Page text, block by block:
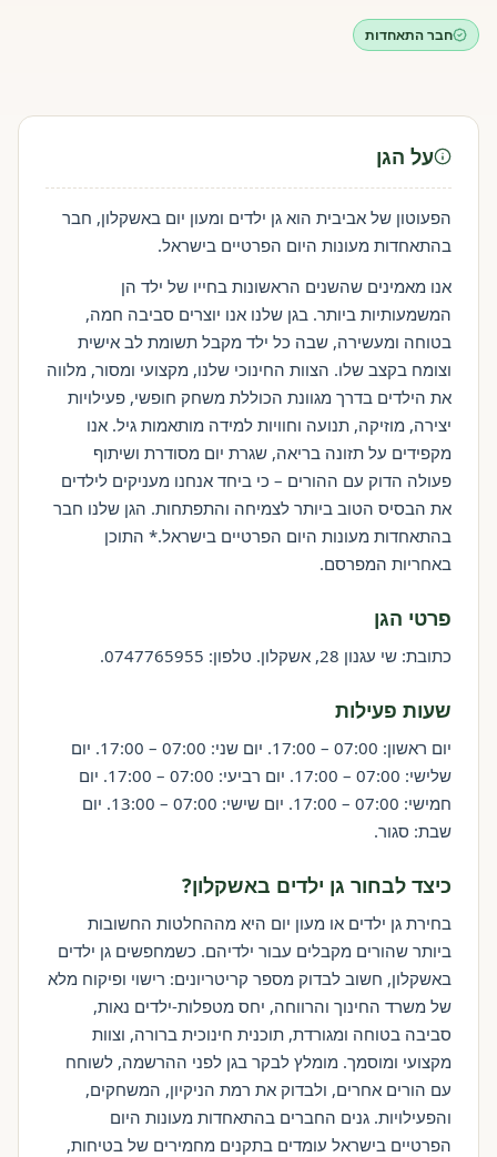
חבר התאחדות
על הגן
הפעוטון של אביבית הוא גן ילדים ומעון יום באשקלון, חבר
בהתאחדות מעונות היום הפרטיים בישראל.
אנו מאמינים שהשנים הראשונות בחייו של ילד הן
המשמעותיות ביותר. בגן שלנו אנו יוצרים סביבה חמה,
בטוחה ומעשירה, שבה כל ילד מקבל תשומת לב אישית
וצומח בקצב שלו. הצוות החינוכי שלנו, מקצועי ומסור, מלווה
את הילדים בדרך מגוונת הכוללת משחק חופשי, פעילויות
יצירה, מוזיקה, תנועה וחוויות למידה מותאמות גיל. אנו
מקפידים על תזונה בריאה, שגרת יום מסודרת ושיתוף
פעולה הדוק עם ההורים – כי ביחד אנחנו מעניקים לילדים
את הבסיס הטוב ביותר לצמיחה והתפתחות. הגן שלנו חבר
בהתאחדות מעונות היום הפרטיים בישראל.* התוכן
באחריות המפרסם.
פרטי הגן
כתובת: שי עגנון 28, אשקלון. טלפון: 0747765955.
שעות פעילות
יום ראשון: 07:00 – 17:00. יום שני: 07:00 – 17:00. יום
שלישי: 07:00 – 17:00. יום רביעי: 07:00 – 17:00. יום
חמישי: 07:00 – 17:00. יום שישי: 07:00 – 13:00. יום
שבת: סגור.
כיצד לבחור גן ילדים באשקלון?
בחירת גן ילדים או מעון יום היא מההחלטות החשובות
ביותר שהורים מקבלים עבור ילדיהם. כשמחפשים גן ילדים
באשקלון, חשוב לבדוק מספר קריטריונים: רישוי ופיקוח מלא
של משרד החינוך והרווחה, יחס מטפלות-ילדים נאות,
סביבה בטוחה ומגורדת, תוכנית חינוכית ברורה, וצוות
מקצועי ומוסמך. מומלץ לבקר בגן לפני ההרשמה, לשוחח
עם הורים אחרים, ולבדוק את רמת הניקיון, המשחקים,
והפעילויות. גנים החברים בהתאחדות מעונות היום
הפרטיים בישראל עומדים בתקנים מחמירים של בטיחות,